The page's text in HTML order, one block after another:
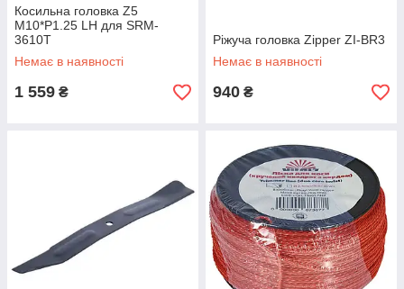
Косильна головка Z5
M10*P1.25 LH для SRM-
3610T
Немає в наявності
1 559 ₴
Ріжуча головка Zipper ZI-BR3
Немає в наявності
940 ₴